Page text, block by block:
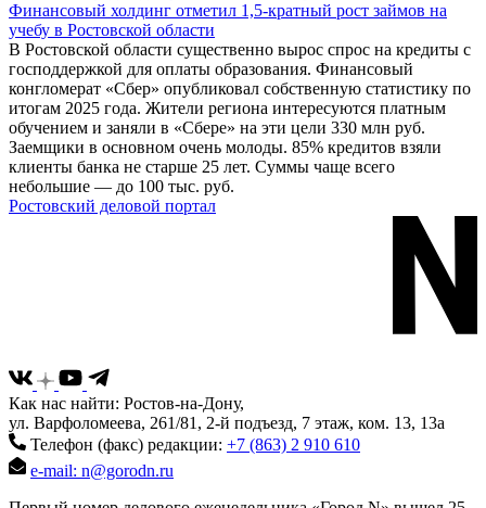
Финансовый холдинг отметил 1,5-кратный рост займов на
учебу в Ростовской области
В Ростовской области существенно вырос спрос на кредиты с
господдержкой для оплаты образования. Финансовый
конгломерат «Сбер» опубликовал собственную статистику по
итогам 2025 года. Жители региона интересуются платным
обучением и заняли в «Сбере» на эти цели 330 млн руб.
Заемщики в основном очень молоды. 85% кредитов взяли
клиенты банка не старше 25 лет. Суммы чаще всего
небольшие — до 100 тыс. руб.
Ростовский деловой портал
Как нас найти: Ростов-на-Дону,
ул. Варфоломеева, 261/81, 2-й подъезд, 7 этаж, ком. 13, 13а
Телефон (факс) редакции: +7 (863) 2 910 610
e-mail: n@gorodn.ru